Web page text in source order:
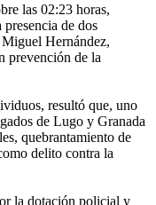
las 02:23 horas,
de dos
Hernández,
prevención de la
resultó que, uno
de Lugo y Granada
quebrantamiento de
delito contra la
la dotación policial y